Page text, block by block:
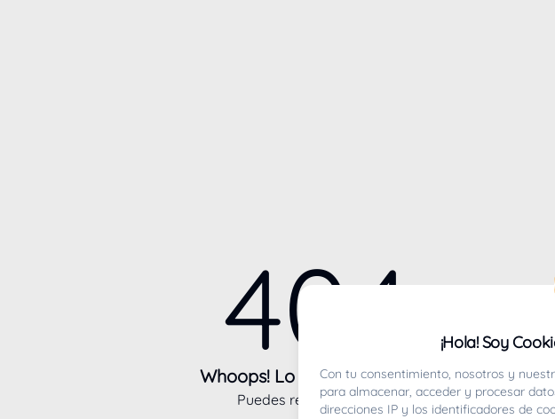
404
Whoops! Lo sentimos mucho.
Puedes regresar alinicio
¡Hola! Soy
Con tu consentimiento, nosotros y
para almacenar, acceder y procesar
direcciones IP y los identificadores de